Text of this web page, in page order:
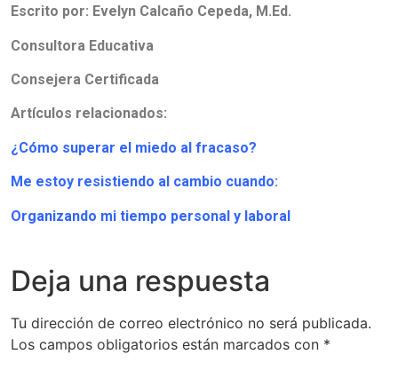
Escrito por: Evelyn Calcaño Cepeda, M.Ed.
Consultora Educativa
Consejera Certificada
Artículos relacionados:
¿Cómo superar el miedo al fracaso?
Me estoy resistiendo al cambio cuando:
Organizando mi tiempo personal y laboral
Deja una respuesta
Tu dirección de correo electrónico no será publicada.
Los campos obligatorios están marcados con *